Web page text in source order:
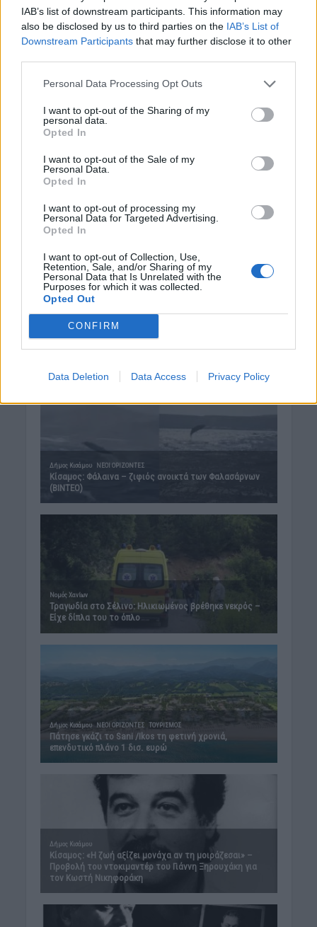
IAB’s list of downstream participants. This information may
also be disclosed by us to third parties on the IAB’s List of
Downstream Participants that may further disclose it to other
Personal Data Processing Opt Outs
I want to opt-out of the Sharing of my
personal data.
Opted In
I want to opt-out of the Sale of my
Personal Data.
Opted In
I want to opt-out of processing my
Personal Data for Targeted Advertising.
Opted In
I want to opt-out of Collection, Use,
Retention, Sale, and/or Sharing of my
Personal Data that Is Unrelated with the
Purposes for which it was collected.
Opted Out
CONFIRM
Data Deletion Data Access Privacy Policy
6 Αυγούστου 2026 17:03
ΝΟΜΌΣ ΧΑΝΊΩΝ
μεταφέρθηκε στο Αστυνομικό Τμήμα
και λίγες ημέρες μετά βρέθηκε νεκρή
ΚΡΗΤΗ
την λήξη της προθεσμίας
ΔΙΕΘΝΗ • ΜΑΤΙΕΣ ΣΤΟ ΠΑΡΕΛΘΟΝ
Χιροσίμα: 81 χρόνια από τον πυρηνικό
6 Αυγούστου 2026 09:42
6 Αυγούστου 2026 08:06